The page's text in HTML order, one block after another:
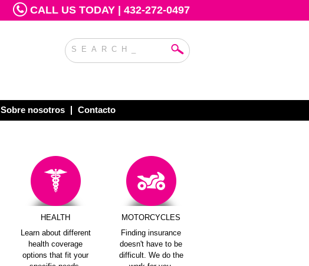
CALL US TODAY | 432-272-0497
Sobre nosotros Contacto
HEALTH
Learn about different
health coverage
options that fit your
MOTORCYCLES
Finding insurance
doesn't have to be
difficult. We do the